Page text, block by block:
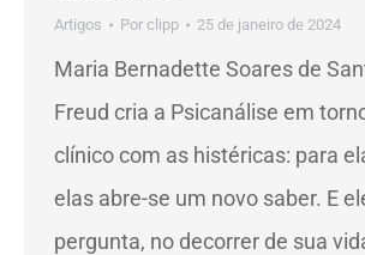
Artigos Por clipp 25 de janeiro de 2024
Maria Bernadette Soares de
Freud cria a Psicanálise em
clínico com as histéricas: para
elas abre-se um novo saber. E
pergunta, no decorrer de sua